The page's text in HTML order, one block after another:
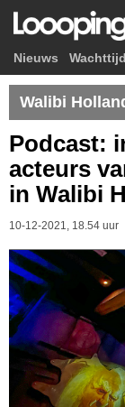
Nieuws
Walibi
Podcast:
acteurs
in Walibi
10-12-2021, 18.54 uur